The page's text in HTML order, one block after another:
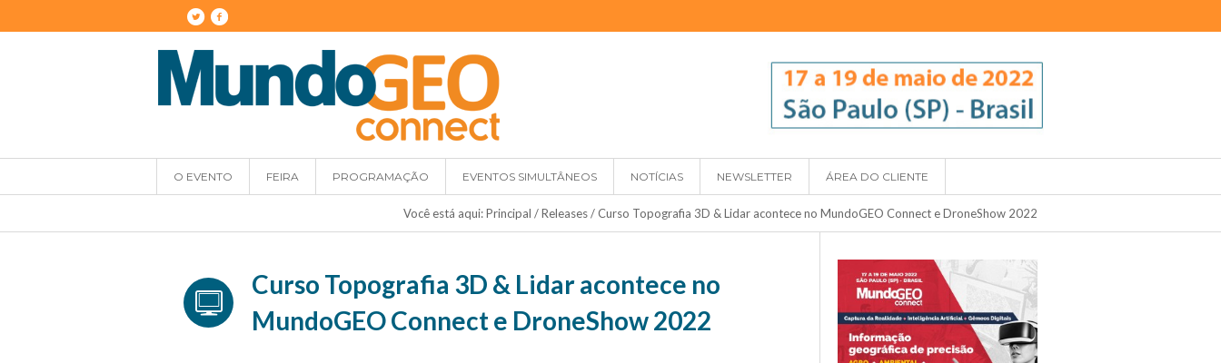
O EVENTO FEIRA PROGRAMAÇÃO EVENTOS SIMULTÂNEOS NOTÍCIAS NEWSLETTER ÁREA DO CLIENTE
Você está aqui:Principal /Releases/Curso Topografia 3D & Lidar acontece no MundoGEO Connect e DroneShow 2022
Curso Topografia 3D & Lidar acontece no
MundoGEO Connect e DroneShow 2022